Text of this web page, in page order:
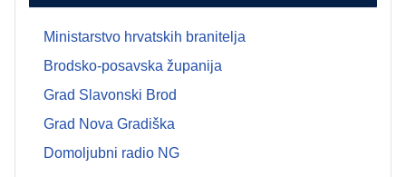
Ministarstvo hrvatskih branitelja
Brodsko-posavska županija
Grad Slavonski Brod
Grad Nova Gradiška
Domoljubni radio NG